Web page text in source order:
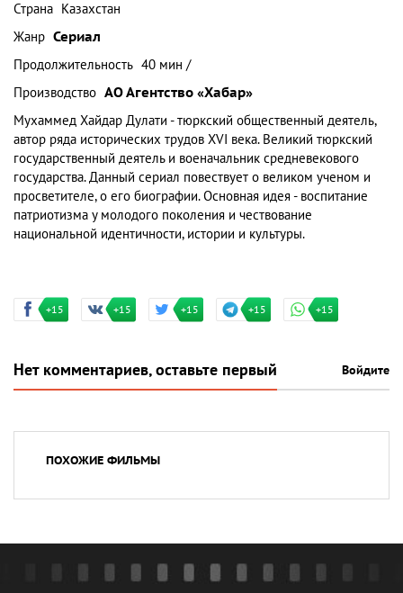
Страна Казахстан
Жанр Сериал
Продолжительность 40 мин /
Производство АО Агентство «Хабар»
Мухаммед Хайдар Дулати - тюркский общественный деятель,
автор ряда исторических трудов XVI века. Великий тюркский
государственный деятель и военачальник средневекового
государства. Данный сериал повествует о великом ученом и
просветителе, о его биографии. Основная идея - воспитание
патриотизма у молодого поколения и чествование
национальной идентичности, истории и культуры.
+15 +15 +15 +15 +15
Нет комментариев, оставьте первый Войдите
ПОХОЖИЕ ФИЛЬМЫ